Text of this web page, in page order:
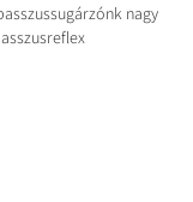
nagy